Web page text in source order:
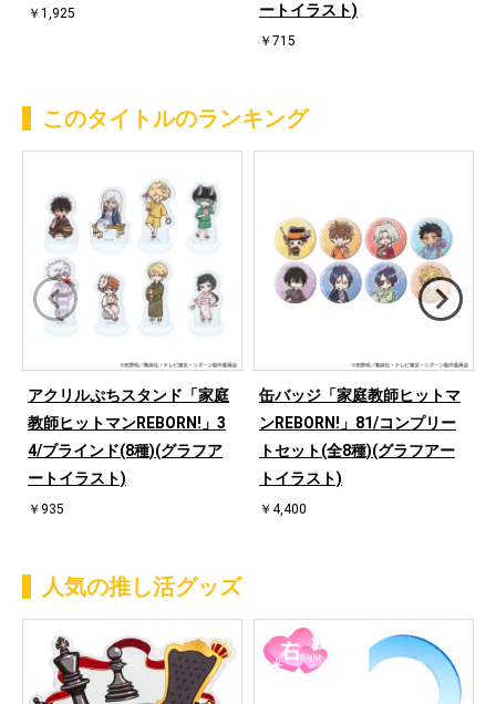
￥1,925
ートイラスト)
￥715
このタイトルのランキング
アクリルぷちスタンド「家庭
教師ヒットマンREBORN!」3
4/ブラインド(8種)(グラフア
ートイラスト)
￥935
缶バッジ「家庭教師ヒットマ
ンREBORN!」81/コンプリー
トセット(全8種)(グラフアー
トイラスト)
￥4,400
人気の推し活グッズ